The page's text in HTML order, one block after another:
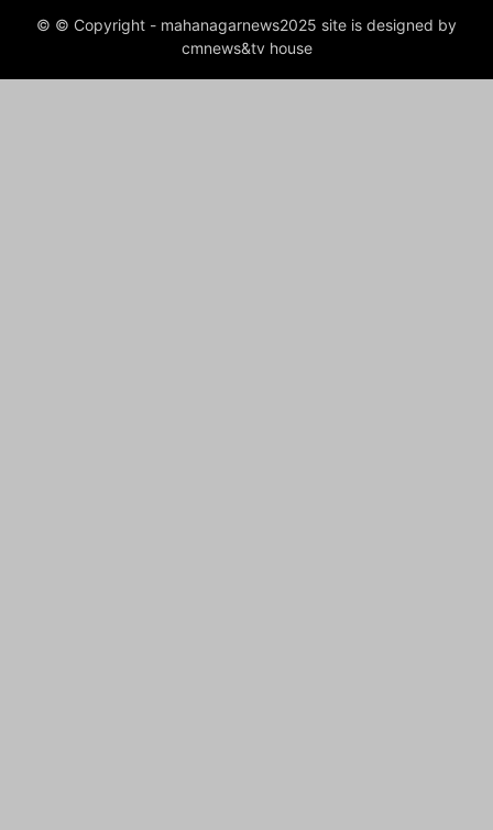
© © Copyright - mahanagarnews2025 site is designed by
cmnews&tv house